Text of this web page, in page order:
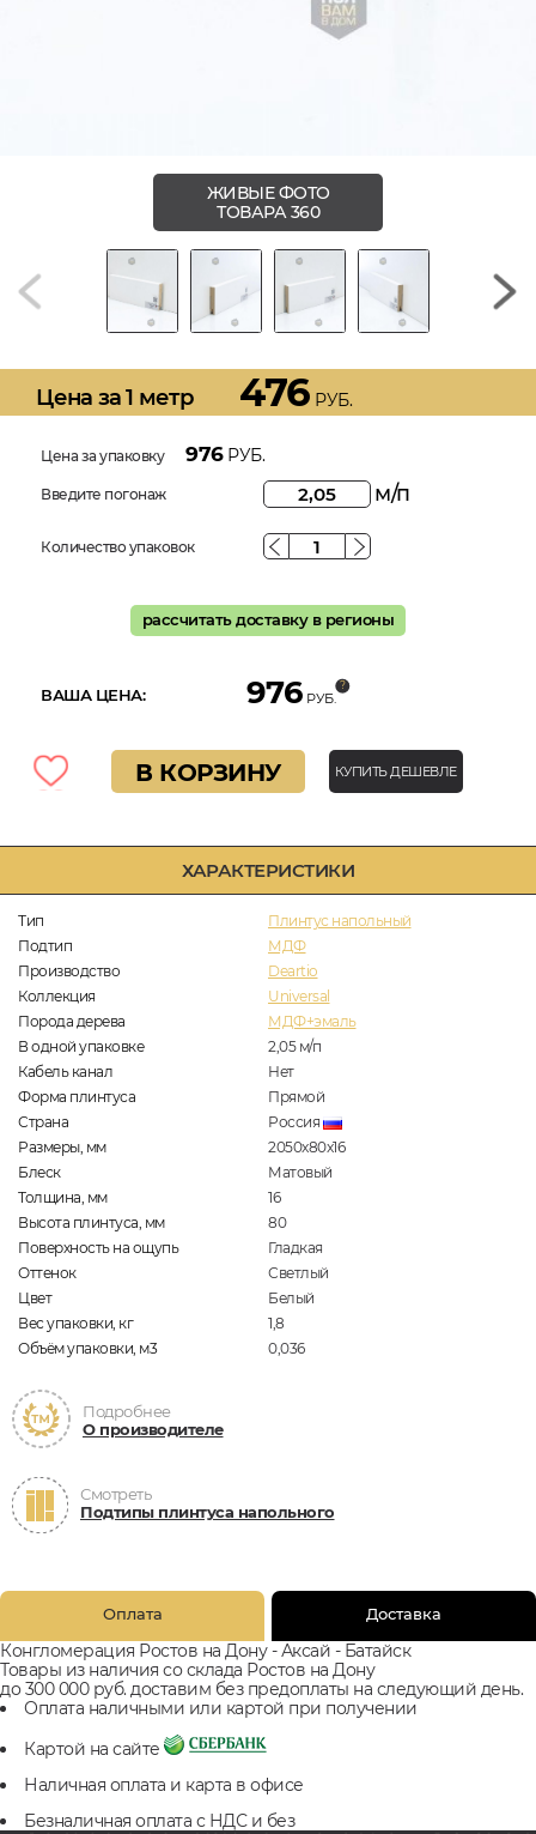
ХАРАКТЕРИСТИКИ
Тип
Плинтус напольный
Подтип
МДФ
Производство
Deartio
Коллекция
Universal
Порода дерева
МДФ+эмаль
В одной упаковке
2,05 м/п
Кабель канал
Нет
Форма плинтуса
Прямой
Страна
Россия
Размеры, мм
2050x80x16
Блеск
Матовый
Толщина, мм
16
Высота плинтуса, мм
80
Поверхность на ощупь
Гладкая
Оттенок
Светлый
Цвет
Белый
Вес упаковки, кг
1,8
Объём упаковки, м3
0,036
Подробнее
О производителе
Смотреть
Подтипы плинтуса напольного
ЖИВЫЕ ФОТО
ТОВАРА 360
Цена за 1 метр 476 РУБ.
Цена за упаковку 976РУБ.
Введите погонаж м/п
Количество упаковок
рассчитать доставку в регионы
ВАША ЦЕНА: 976 РУБ.
В КОРЗИНУ КУПИТЬ ДЕШЕВЛЕ
Оплата Доставка
Конгломерация Ростов на Дону - Аксай - Батайск
Товары из наличия со склада Ростов на Дону
до 300 000 руб. доставим без предоплаты на следующий день.
Оплата наличными или картой при получении
Картой на сайте
Наличная оплата и карта в офисе
Безналичная оплата с НДС и без